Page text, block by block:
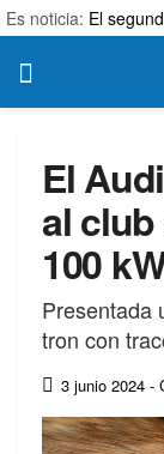
Es noticia: El
El
al
100
Presentada
tron con
3 junio 2024 -